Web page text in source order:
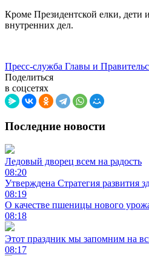
Кроме Президентской елки, дети
внутренних дел.
Пресс-служба Главы и
Поделиться
в соцсетях
Последние новости
Ледовый дворец всем на радость
08:20
Утверждена Стратегия развития
08:19
О качестве пшеницы нового
08:18
Этот праздник мы запомним на
08:17